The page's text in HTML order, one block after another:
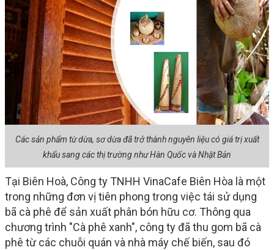
Các sản phẩm từ dừa, sơ dừa đã trở thành nguyên liệu có giá trị xuất
khẩu sang các thị trường như Hàn Quốc và Nhật Bản
Tại Biên Hoà, Công ty TNHH VinaCafe Biên Hòa là một
trong những đơn vị tiên phong trong việc tái sử dụng
bã cà phê để sản xuất phân bón hữu cơ. Thông qua
chương trình "Cà phê xanh", công ty đã thu gom bã cà
phê từ các chuỗi quán và nhà máy chế biến, sau đó